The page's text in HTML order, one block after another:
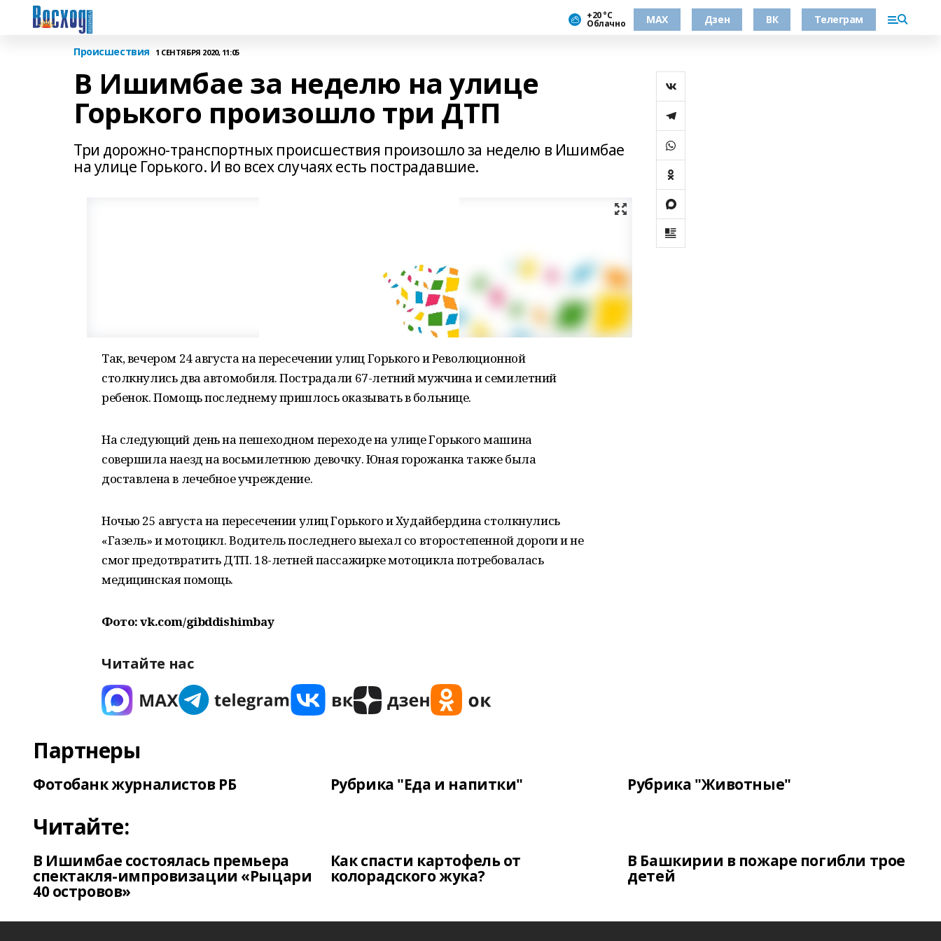
+20 °С
Облачно МАХ Дзен ВК Телеграм
Происшествия 1 СЕНТЯБРЯ 2020, 11:05
В Ишимбае за неделю на улице
Горького произошло три ДТП
Три дорожно-транспортных происшествия произошло за неделю в Ишимбае
на улице Горького. И во всех случаях есть пострадавшие.
Так, вечером 24 августа на пересечении улиц Горького и Революционной
столкнулись два автомобиля. Пострадали 67-летний мужчина и семилетний
ребенок. Помощь последнему пришлось оказывать в больнице.
На следующий день на пешеходном переходе на улице Горького машина
совершила наезд на восьмилетнюю девочку. Юная горожанка также была
доставлена в лечебное учреждение.
Ночью 25 августа на пересечении улиц Горького и Худайбердина столкнулись
«Газель» и мотоцикл. Водитель последнего выехал со второстепенной дороги и не
смог предотвратить ДТП. 18-летней пассажирке мотоцикла потребовалась
медицинская помощь.
Фото: vk.com/gibddishimbay
Читайте нас
Партнеры
Фотобанк журналистов РБ Рубрика "Еда и напитки" Рубрика "Животные"
Читайте:
В Ишимбае состоялась премьера
спектакля-импровизации «Рыцари
40 островов»
Как спасти картофель от
колорадского жука?
В Башкирии в пожаре погибли трое
детей